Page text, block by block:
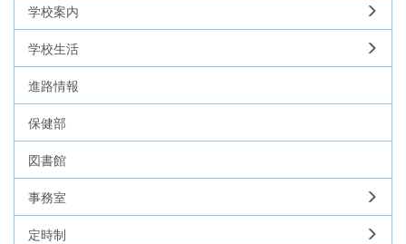
学校案内
学校生活
進路情報
保健部
図書館
事務室
定時制